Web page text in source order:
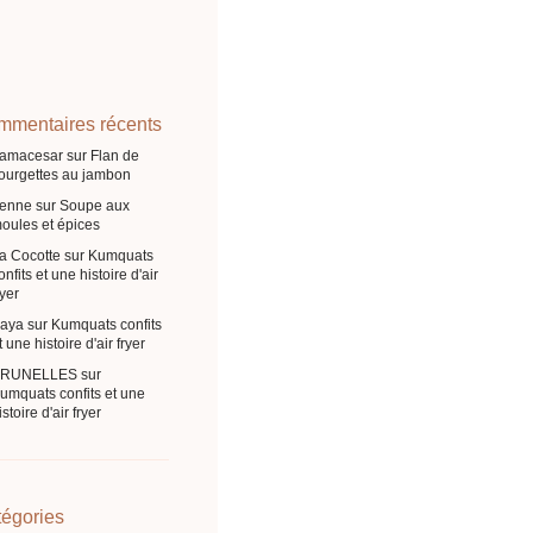
récents
sur Flan de
au jambon
sur Soupe aux
et épices
Cocotte sur Kumquats
et une histoire d'air
sur Kumquats confits
une histoire d'air fryer
sur
confits et une
d'air fryer